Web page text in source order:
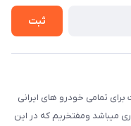
ثبت
تمامی خودرو های ایرانی
و حضوری میباشد ومفتخریم که در این